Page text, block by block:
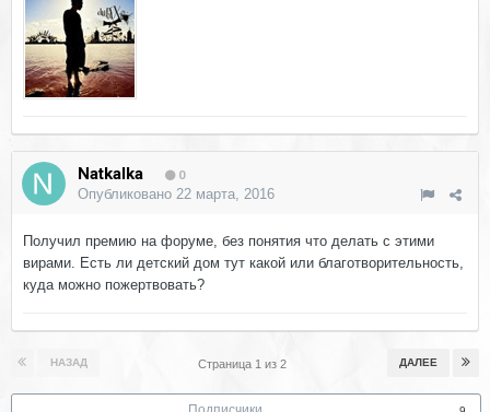
Natkalka 0
Опубликовано 22 марта, 2016
Получил премию на форуме, без понятия что делать с этими
вирами. Есть ли детский дом тут какой или благотворительность,
куда можно пожертвовать?
НАЗАД ДАЛЕЕ
Страница 1 из 2